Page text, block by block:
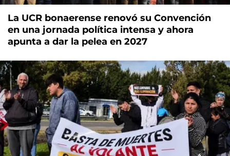
La UCR bonaerense renovó su Convención
en una jornada política intensa y ahora
apunta a dar la pelea en 2027